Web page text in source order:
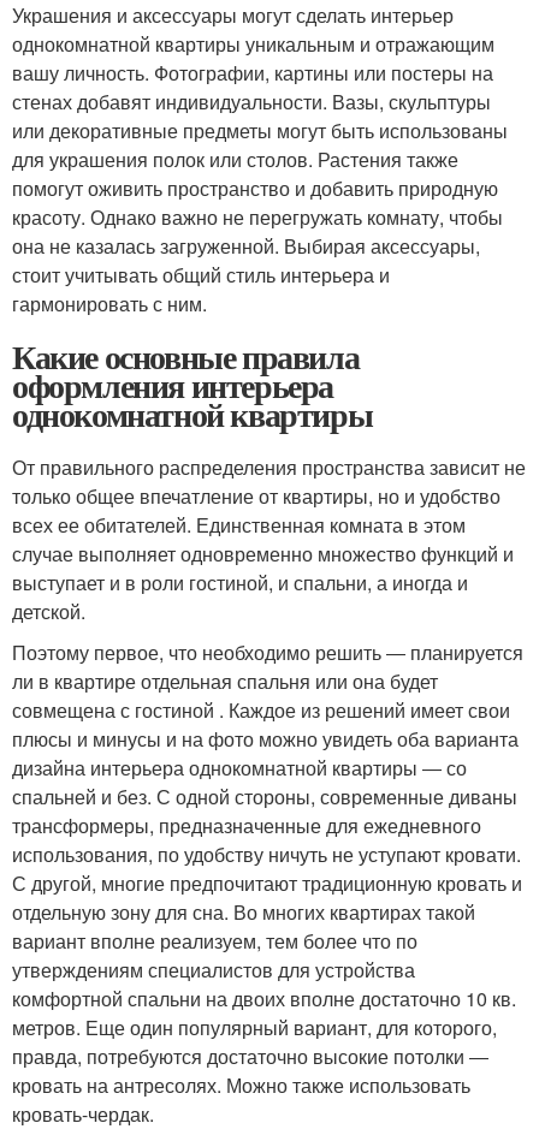
Украшения и аксессуары могут сделать интерьер
однокомнатной квартиры уникальным и отражающим
вашу личность. Фотографии, картины или постеры на
стенах добавят индивидуальности. Вазы, скульптуры
или декоративные предметы могут быть использованы
для украшения полок или столов. Растения также
помогут оживить пространство и добавить природную
красоту. Однако важно не перегружать комнату, чтобы
она не казалась загруженной. Выбирая аксессуары,
стоит учитывать общий стиль интерьера и
гармонировать с ним.
Какие основные правила
оформления интерьера
однокомнатной квартиры
От правильного распределения пространства зависит не
только общее впечатление от квартиры, но и удобство
всех ее обитателей. Единственная комната в этом
случае выполняет одновременно множество функций и
выступает и в роли гостиной, и спальни, а иногда и
детской.
Поэтому первое, что необходимо решить ― планируется
ли в квартире отдельная спальня или она будет
совмещена с гостиной . Каждое из решений имеет свои
плюсы и минусы и на фото можно увидеть оба варианта
дизайна интерьера однокомнатной квартиры ― со
спальней и без. С одной стороны, современные диваны
трансформеры, предназначенные для ежедневного
использования, по удобству ничуть не уступают кровати.
С другой, многие предпочитают традиционную кровать и
отдельную зону для сна. Во многих квартирах такой
вариант вполне реализуем, тем более что по
утверждениям специалистов для устройства
комфортной спальни на двоих вполне достаточно 10 кв.
метров. Еще один популярный вариант, для которого,
правда, потребуются достаточно высокие потолки ―
кровать на антресолях. Можно также использовать
кровать-чердак.